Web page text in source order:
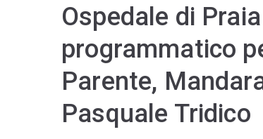
Ospedale di
programmatico
Parente,
Pasquale Tridico